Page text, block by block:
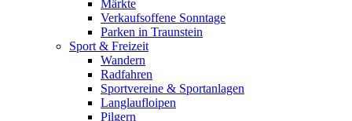
Märkte
Verkaufsoffene Sonntage
Parken in Traunstein
Sport & Freizeit
Wandern
Radfahren
Sportvereine & Sportanlagen
Langlaufloipen
Pilgern